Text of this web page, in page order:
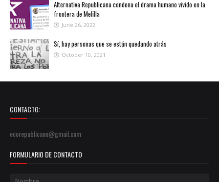
Alternativa Republicana condena el drama humano vivido en la
frontera de Melilla
June 26, 2022
Sí, hay personas que se están quedando atrás
October 10, 2021
CONTACTO:
ecorepublicano@gmail.com
FORMULARIO DE CONTACTO